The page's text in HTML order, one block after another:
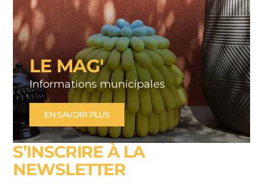
LE MAG'
Informations municipales
EN SAVOIR PLUS
S’INSCRIRE À LA
NEWSLETTER